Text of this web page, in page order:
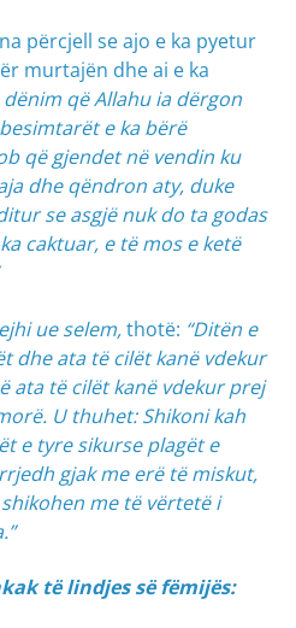
përcjell se ajo e ka pyetur
murtajën dhe ai e ka
dënim që Allahu ia dërgon
e ka bërë
që gjendet në vendin ku
dhe qëndron aty, duke
se asgjë nuk do ta godas
caktuar, e të mos e ketë
ue selem,thotë: “Ditën e
dhe ata të cilët kanë vdekur
ata të cilët kanë vdekur prej
U thuhet: Shikoni kah
e tyre sikurse plagët e
gjak me erë të miskut,
me të vërtetë i
të lindjes së fëmijës: